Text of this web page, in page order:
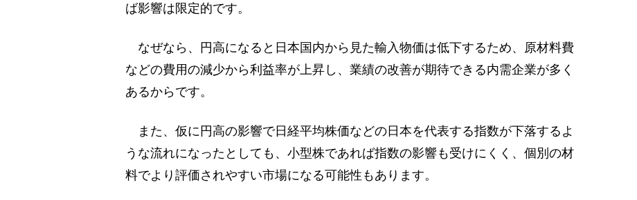
ば影響は限定的です。
なぜなら、円高になると日本国内から見た輸入物価は低下するため、原材料費
などの費用の減少から利益率が上昇し、業績の改善が期待できる内需企業が多く
あるからです。
また、仮に円高の影響で日経平均株価などの日本を代表する指数が下落するよ
うな流れになったとしても、小型株であれば指数の影響も受けにくく、個別の材
料でより評価されやすい市場になる可能性もあります。